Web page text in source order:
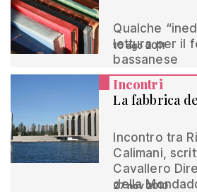
Qualche
lettura per il
bassanese
10 ago 2011
Incontri
La fabbrica
Incontro tra
Calimani,
Cavallero
della
27 nov 2010